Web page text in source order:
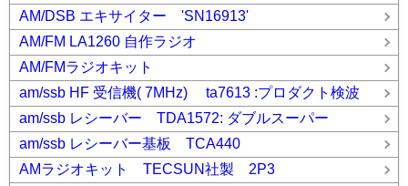
AM/DSB エキサイター 'SN16913'
AM/FM LA1260 自作ラジオ
AM/FMラジオキット
am/ssb HF 受信機( 7MHz) ta7613 :プロダクト検波
am/ssb レシーバー TDA1572: ダブルスーパー
am/ssb レシーバー基板 TCA440
AMラジオキット TECSUN社製 2P3